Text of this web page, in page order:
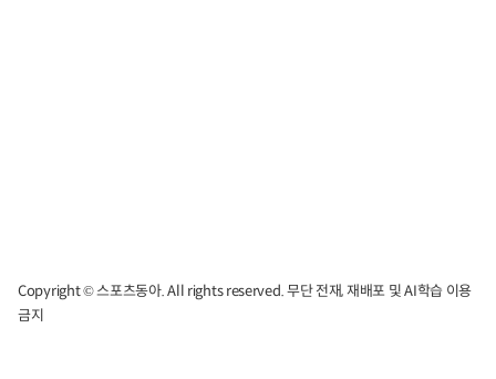
Copyright © 스포츠동아. All rights reserved. 무단 전재, 재배포 및 AI학습 이용
금지